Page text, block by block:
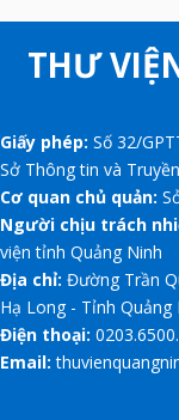
THƯ
Giấy phép: Số 32/
Sở Thông tin và
Cơ quan chủ quản:
Người chịu trách
viện tỉnh Quảng Ninh
Địa chỉ: Đường Trần
Hạ Long - Tỉnh Quảng
Điện thoại:
Email: